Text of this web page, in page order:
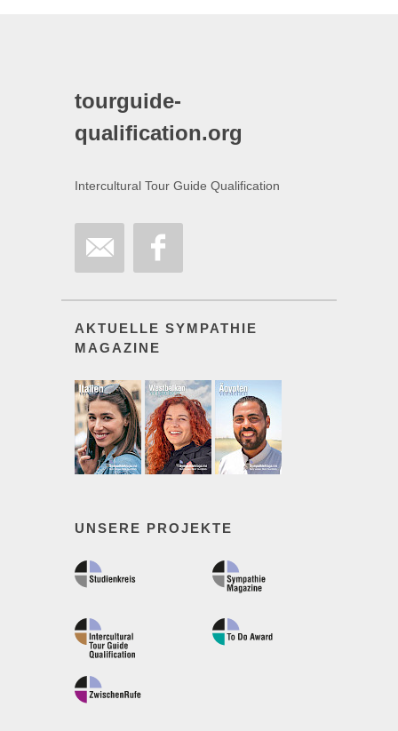
tourguide-
qualification.org
Intercultural Tour Guide Qualification
AKTUELLE SYMPATHIE
MAGAZINE
UNSERE PROJEKTE